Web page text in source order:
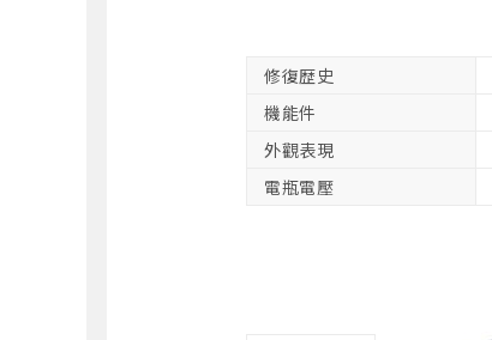
修復歴史
機能件
外觀表現
電瓶電壓